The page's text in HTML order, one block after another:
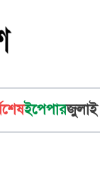
ইপেপারজুলাই